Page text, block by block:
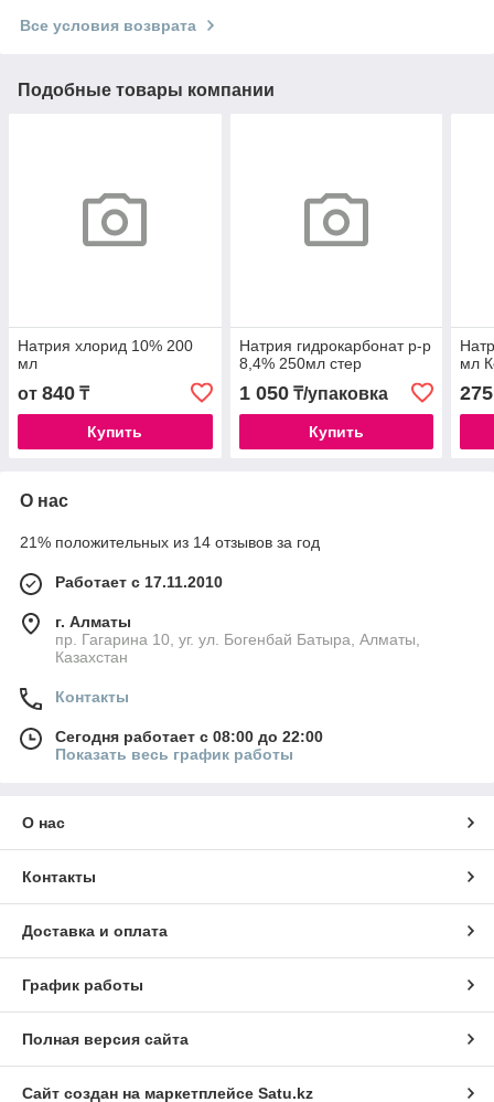
Все условия возврата
Подобные товары компании
Натрия хлорид 10% 200
мл
от 840 ₸
Купить
Натрия гидрокарбонат р-р
8,4% 250мл стер
1 050₸/упаковка
Купить
мл
275
О нас
21% положительных из 14 отзывов за год
Работает с 17.11.2010
г. Алматы
пр. Гагарина 10, уг. ул. Богенбай Батыра, Алматы,
Казахстан
Контакты
Сегодня работает с 08:00 до 22:00
Показать весь график работы
О нас
Контакты
Доставка и оплата
График работы
Полная версия сайта
Сайт создан на маркетплейсе Satu.kz